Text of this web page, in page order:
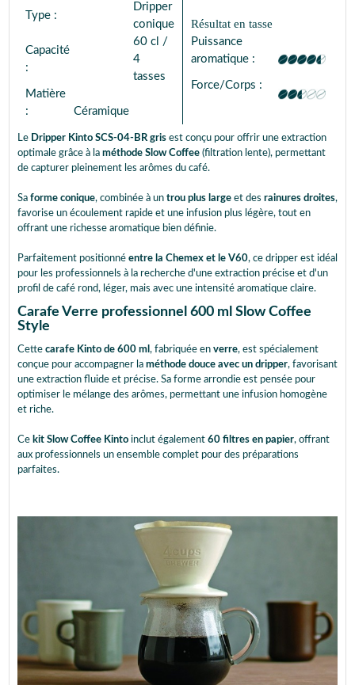
Type :
Dripper
conique
Capacité
:
60 cl /
4
tasses
Matière
:
Céramique
Résultat en tasse
Puissance
aromatique :
Force/Corps :
Le Dripper Kinto SCS-04-BR gris est conçu pour offrir une extraction
optimale grâce à la méthode Slow Coffee (filtration lente), permettant
de capturer pleinement les arômes du café.
Sa forme conique, combinée à un trou plus large et des rainures droites,
favorise un écoulement rapide et une infusion plus légère, tout en
offrant une richesse aromatique bien définie.
Parfaitement positionné entre la Chemex et le V60, ce dripper est idéal
pour les professionnels à la recherche d'une extraction précise et d'un
profil de café rond, léger, mais avec une intensité aromatique claire.
Carafe Verre professionnel 600 ml Slow Coffee
Style
Cette carafe Kinto de 600 ml , fabriquée en verre, est spécialement
conçue pour accompagner la méthode douce avec un dripper, favorisant
une extraction fluide et précise. Sa forme arrondie est pensée pour
optimiser le mélange des arômes, permettant une infusion homogène
et riche.
Ce kit Slow Coffee Kinto inclut également 60 filtres en papier, offrant
aux professionnels un ensemble complet pour des préparations
parfaites.